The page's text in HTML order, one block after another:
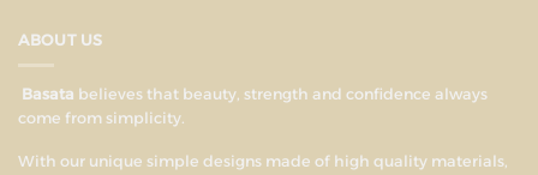
ABOUT US
Basata believes that beauty, strength and confidence always
come from simplicity.
With our unique simple designs made of high quality materials,